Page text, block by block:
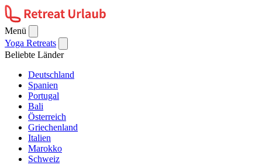
Menü
Yoga Retreats
Beliebte Länder
Deutschland
Spanien
Portugal
Bali
Österreich
Griechenland
Italien
Marokko
Schweiz